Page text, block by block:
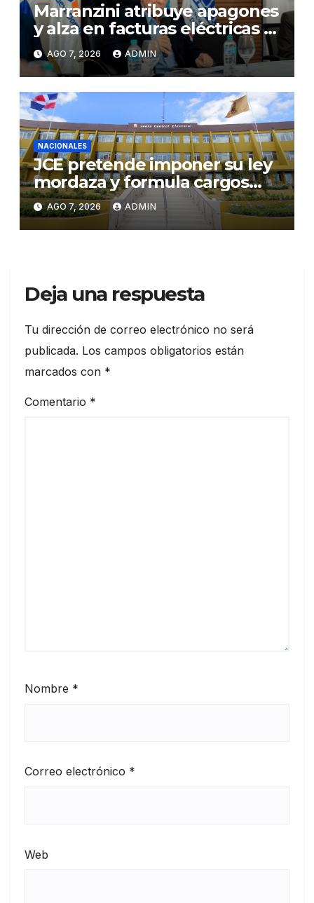
Marranzini atribuye apagones
y alza en facturas eléctricas al
calor y procesos de
mantenimiento
AGO 7, 2026 ADMIN
NACIONALES
JCE pretende imponer su ley
mordaza y formula cargos
contra ACD Media por
publicar encuestas
AGO 7, 2026 ADMIN
Deja una respuesta
Tu dirección de correo electrónico no será
publicada. Los campos obligatorios están
marcados con *
Comentario *
Nombre *
Correo electrónico *
Web